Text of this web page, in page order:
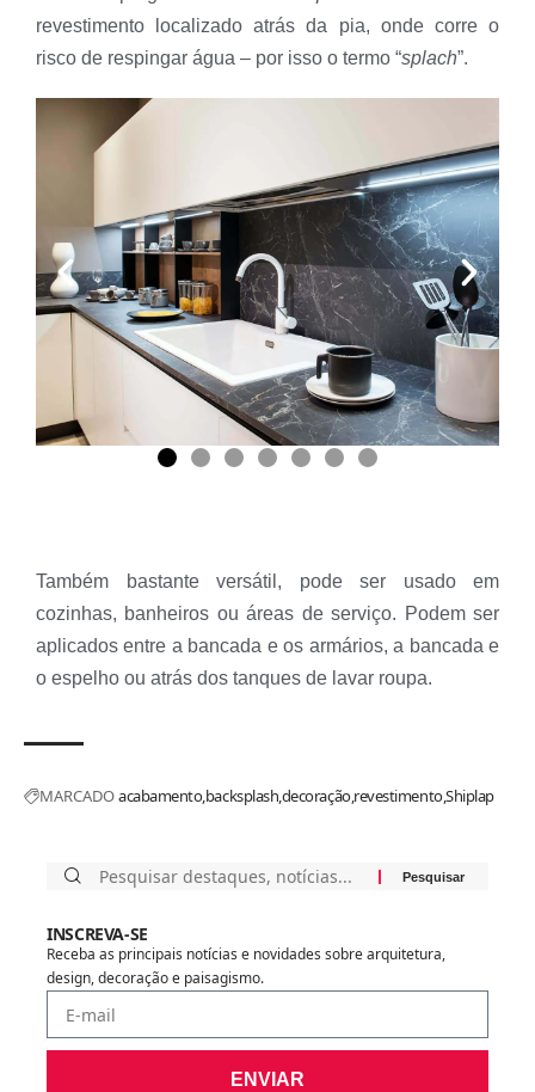
revestimento localizado atrás da pia, onde corre o
risco de respingar água – por isso o termo “splach”.
Também bastante versátil, pode ser usado em
cozinhas, banheiros ou áreas de serviço. Podem ser
aplicados entre a bancada e os armários, a bancada e
o espelho ou atrás dos tanques de lavar roupa.
MARCADOacabamentobacksplashdecoraçãorevestimentoShiplap
INSCREVA-SE
Receba as principais notícias e novidades sobre arquitetura,
design, decoração e paisagismo.
ENVIAR